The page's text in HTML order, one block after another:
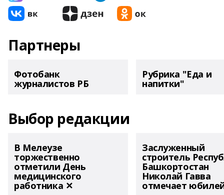
Партнеры
Фотобанк
журналистов РБ
Рубрика "Еда и
напитки"
Выбор редакции
В Мелеузе
торжественно
отметили День
медицинского
работника ✕
Заслуженный
строитель
Башкортостан
Николай Гавва
отмечает